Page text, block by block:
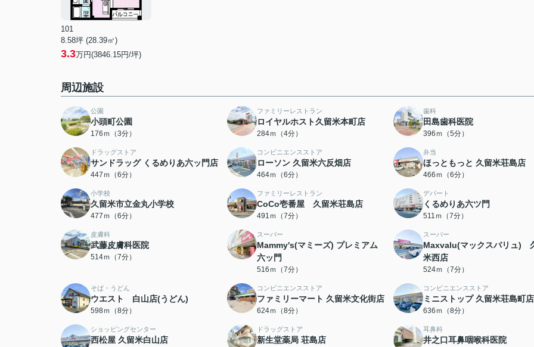
101
8.58坪 (28.39㎡)
3.3万円(3846.15円/坪)
周辺施設
公園
小頭町公園
176ｍ（3分）
ファミリーレストラン
ロイヤルホスト久留米本町店
284ｍ（4分）
歯科
田島歯科医院
396ｍ（5分）
ドラッグストア
サンドラッグ くるめりあ六ッ門店
447ｍ（6分）
コンビニエンスストア
ローソン 久留米六反畑店
464ｍ（6分）
弁当
ほっともっと 久留米荘島店
466ｍ（6分）
小学校
久留米市立金丸小学校
477ｍ（6分）
ファミリーレストラン
CoCo壱番屋 久留米荘島店
491ｍ（7分）
デパート
くるめりあ六ツ門
511ｍ（7分）
皮膚科
武藤皮膚科医院
514ｍ（7分）
スーパー
Mammy's(マミーズ) プレミアム
六ッ門
516ｍ（7分）
スーパー
Maxvalu(マックスバリュ)
米西店
524ｍ（7分）
そば・うどん
ウエスト 白山店(うどん)
598ｍ（8分）
コンビニエンスストア
ファミリーマート 久留米文化街店
624ｍ（8分）
コンビニエンスストア
ミニストップ 久留米荘島町店
636ｍ（8分）
ショッピングセンター
西松屋 久留米白山店
ドラッグストア
新生堂薬局 荘島店
耳鼻科
井之口耳鼻咽喉科医院